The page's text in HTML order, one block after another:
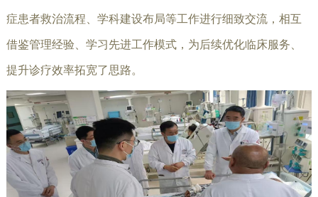
症患者救治流程、学科建设布局等工作进行细致交流，相互
借鉴管理经验、学习先进工作模式，为后续优化临床服务、
提升诊疗效率拓宽了思路。